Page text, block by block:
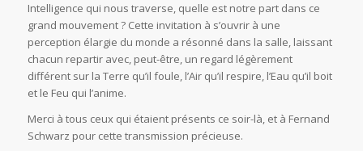
Intelligence qui nous traverse, quelle est notre part dans ce
grand mouvement ? Cette invitation à s’ouvrir à une
perception élargie du monde a résonné dans la salle, laissant
chacun repartir avec, peut-être, un regard légèrement
différent sur la Terre qu’il foule, l’Air qu’il respire, l’Eau qu’il boit
et le Feu qui l’anime.
Merci à tous ceux qui étaient présents ce soir-là, et à Fernand
Schwarz pour cette transmission précieuse.